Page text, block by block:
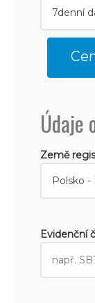
Údaje
Země
Evidenční